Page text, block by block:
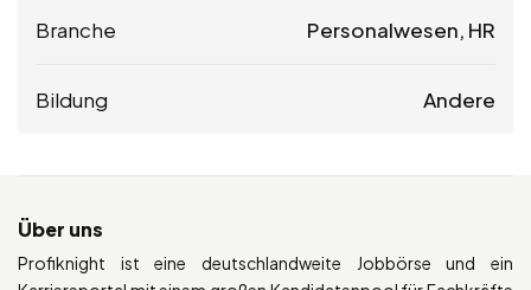
Branche Personalwesen, HR
Bildung Andere
Über uns
Profiknight ist eine deutschlandweite Jobbörse und ein